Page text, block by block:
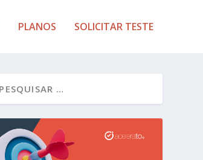
PLANOS SOLICITAR TESTE